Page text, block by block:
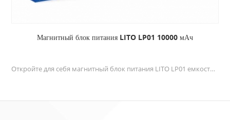
Магнитный блок питания LITO LP01 10000 мАч
Откройте для себя магнитный блок питания LITO LP01 емкостью 10 000 мАч: портативный блок питания большой емкости с сильными магнитами для легкой и надежной зарядки в дороге.